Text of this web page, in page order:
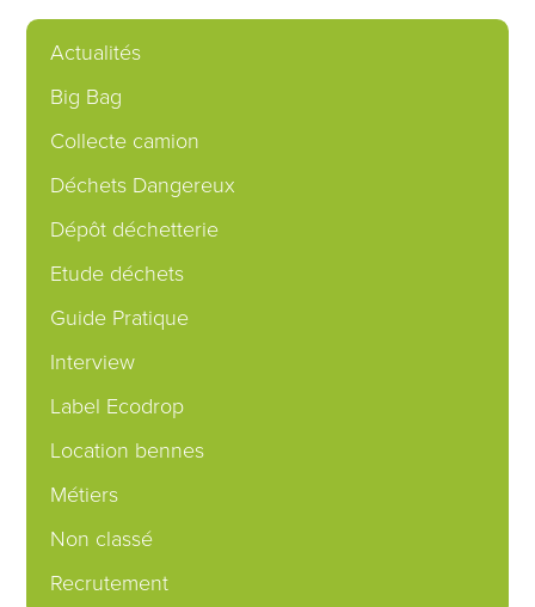
Actualités
Big Bag
Collecte camion
Déchets Dangereux
Dépôt déchetterie
Etude déchets
Guide Pratique
Interview
Label Ecodrop
Location bennes
Métiers
Non classé
Recrutement